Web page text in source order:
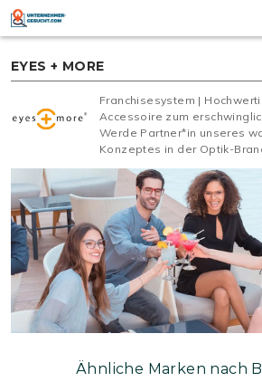
Skip
content
EYES + MORE
Franchisesystem |
Accessoire zum
Werde Partner*in unseres
Konzeptes in der Optik-
Ähnliche Marken nach